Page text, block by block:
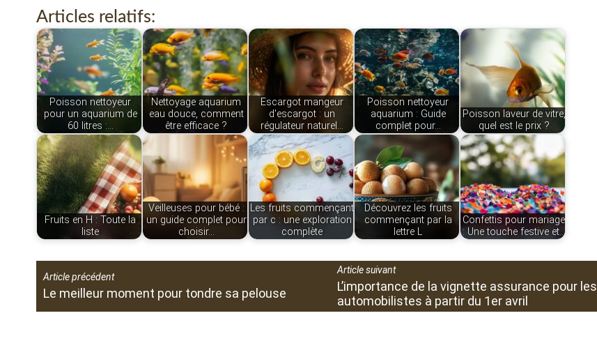
Articles relatifs:
Poisson nettoyeur
pour un aquarium de
60 litres :…
Nettoyage aquarium
eau douce, comment
être efficace ?
Escargot mangeur
d'escargot : un
régulateur naturel…
Poisson nettoyeur
aquarium : Guide
complet pour…
Poisson laveur de vitre,
quel est le prix ?
Fruits en H : Toute la
liste
Veilleuses pour bébé :
un guide complet pour
choisir…
Les fruits commençant
par c : une exploration
complète
Découvrez les fruits
commençant par la
lettre L
Confettis pour mariage
: Une touche festive et…
Article précédent
Le meilleur moment pour tondre sa pelouse
Article suivant
L’importance de la vignette assurance pour les
automobilistes à partir du 1er avril